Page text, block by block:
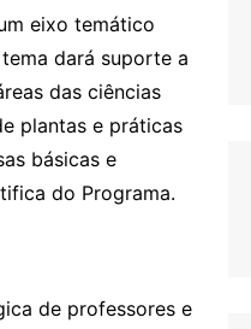
eixo temático
dará suporte a
das ciências
plantas e práticas
básicas e
do Programa.
de professores e